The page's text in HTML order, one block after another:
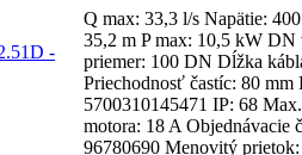
Q max: 33,3 l/s Napätie:
35,2 m P max: 10,5 kW DN
priemer: 100 DN Dĺžka
Priechodnosť častíc: 80 mm
5700310145471 IP: 68
motora: 18 A Objednávacie
96780690 Menovitý prietok: